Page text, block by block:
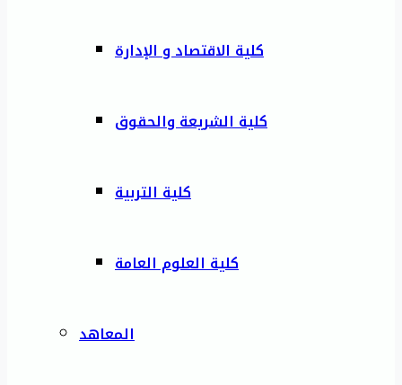
كلية الاقتصاد و الإدارة
كلية الشريعة والحقوق
كلية التربية
كلية العلوم العامة
المعاهد